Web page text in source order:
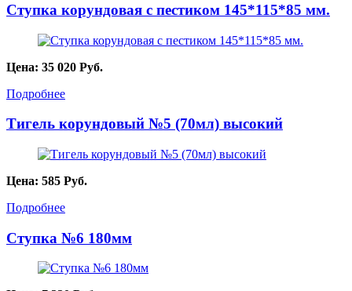
Ступка корундовая с пестиком 145*115*85 мм.
Цена: 35 020 Руб.
Подробнее
Тигель корундовый №5 (70мл) высокий
Цена: 585 Руб.
Подробнее
Ступка №6 180мм